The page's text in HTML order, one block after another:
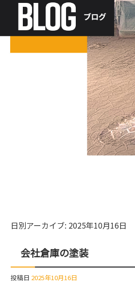
日別アーカイブ: 2025年10月16日
会社倉庫の塗装
投稿日 2025年10月16日